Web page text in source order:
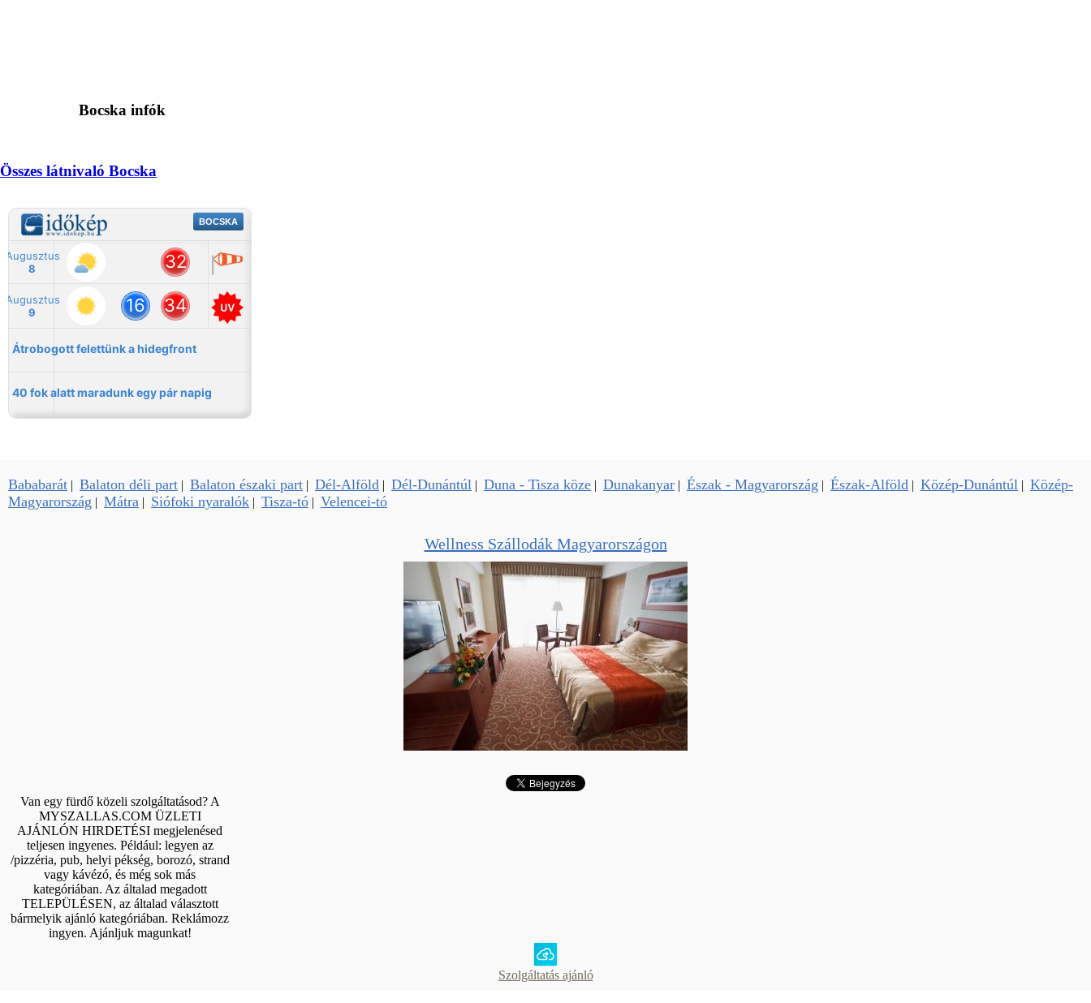
Bocska infók
Összes látnivaló Bocska
Bababarát | Balaton déli part | Balaton északi part | Dél-Alföld | Dél-Dunántúl | Duna - Tisza köze | Dunakanyar | Észak - Magyarország | Észak-Alföld | Közép-Dunántúl | Közép-
Magyarország | Mátra | Siófoki nyaralók | Tisza-tó | Velencei-tó
Wellness Szállodák Magyarországon
Van egy fürdő közeli szolgáltatásod? A
MYSZALLAS.COM ÜZLETI
AJÁNLÓN HIRDETÉSI megjelenésed
teljesen ingyenes. Például: legyen az
/pizzéria, pub, helyi pékség, borozó, strand
vagy kávézó, és még sok más
kategóriában. Az általad megadott
TELEPÜLÉSEN, az általad választott
bármelyik ajánló kategóriában. Reklámozz
ingyen. Ajánljuk magunkat!
Szolgáltatás ajánló